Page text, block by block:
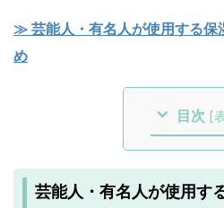
≫ 芸能人・有名人が使用する保
め
目次 [
芸能人・有名人が使用す